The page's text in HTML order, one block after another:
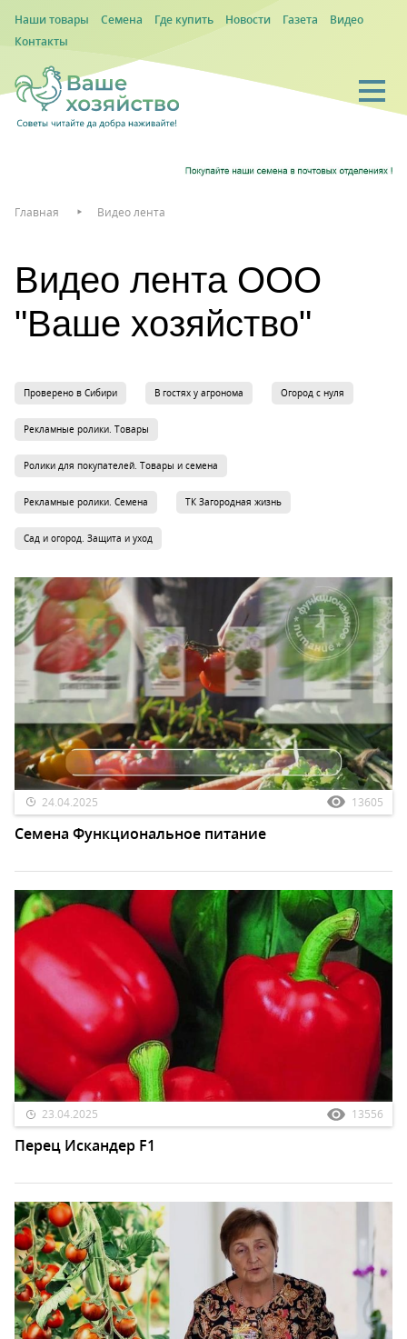
Наши товары Семена Где купить Новости Газета
Видео
Контакты
Главная Видео лента
Видео лента ООО
"Ваше хозяйство"
Проверено в Сибири В гостях у агронома Огород с нуля
Рекламные ролики. Товары
Ролики для покупателей. Товары и семена
Рекламные ролики. Семена ТК Загородная жизнь
Сад и огород. Защита и уход
24.04.2025 13605
Семена Функциональное питание
23.04.2025 13556
Перец Искандер F1